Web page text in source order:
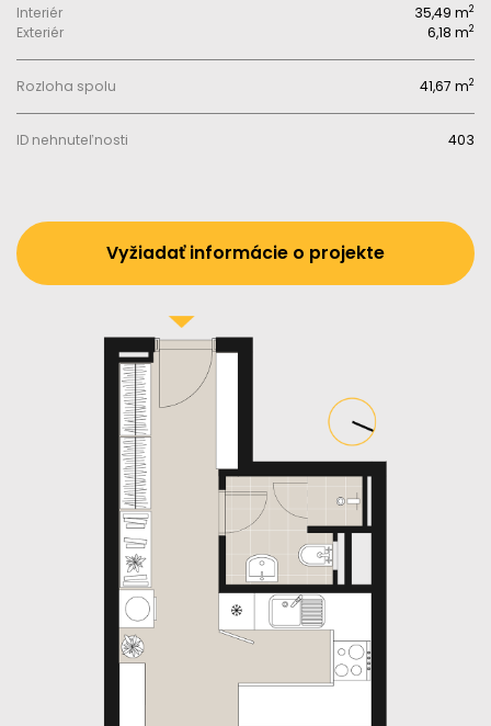
Interiér 35,49 m2
Exteriér 6,18 m2
Rozloha spolu 41,67 m2
ID nehnuteľnosti 403
Vyžiadať informácie o projekte